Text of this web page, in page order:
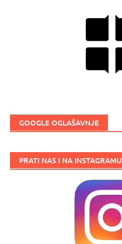
GOOGLE OGLAŠAVNJE
PRATI NAS I NA INSTAGRAMU